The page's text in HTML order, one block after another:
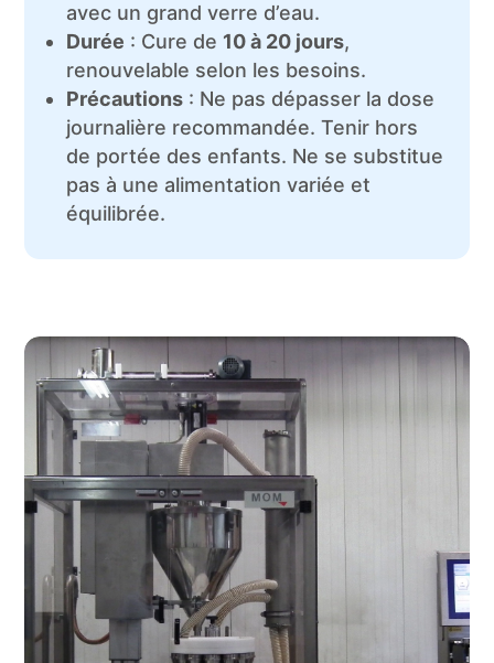
avec un grand verre d’eau.
Durée : Cure de 10 à 20 jours,
renouvelable selon les besoins.
Précautions : Ne pas dépasser la dose
journalière recommandée. Tenir hors
de portée des enfants. Ne se substitue
pas à une alimentation variée et
équilibrée.